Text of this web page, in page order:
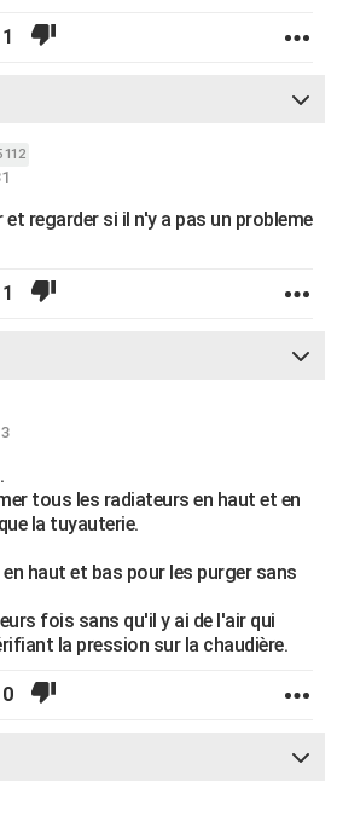
1
112
regarder si il n'y a pas un probleme
1
tous les radiateurs en haut et en
la tuyauterie.
haut et bas pour les purger sans
fois sans qu'il y ai de l'air qui
la pression sur la chaudière.
0